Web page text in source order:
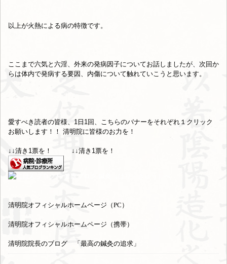
以上が火熱による病の特徴です。
ここまで六気と六淫、外来の発病因子についてお話しましたが、次回か
らは体内で発病する要因、内傷について触れていこうと思います。
愛すべき読者の皆様、1日1回、こちらのバナーをそれぞれ１クリック
お願いします！！ 清明院に皆様のお力を！
↓↓清き1票を！ ↓↓清き1票を！
清明院オフィシャルホームページ（PC）
清明院オフィシャルホームページ（携帯）
清明院院長のブログ 「最高の鍼灸の追求」